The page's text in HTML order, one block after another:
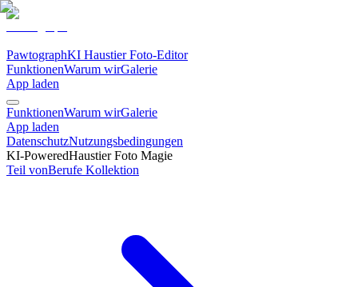
PawtographKI Haustier Foto-Editor
FunktionenWarum wirGalerie
App laden
FunktionenWarum wirGalerie
App laden
DatenschutzNutzungsbedingungen
KI-PoweredHaustier Foto Magie
Teil vonBerufe Kollektion